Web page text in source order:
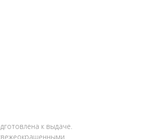
к выдаче.